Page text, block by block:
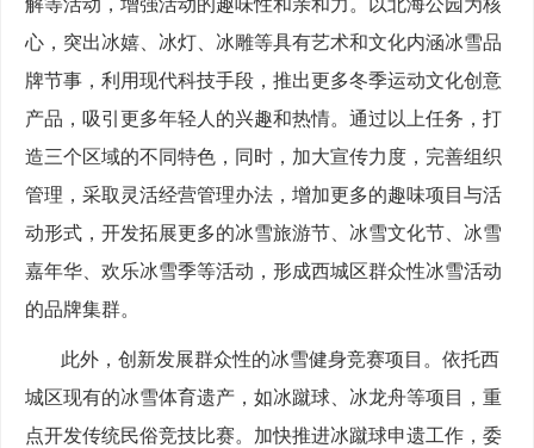
解等活动，增强活动的趣味性和亲和力。以北海公园为核
心，突出冰嬉、冰灯、冰雕等具有艺术和文化内涵冰雪品
牌节事，利用现代科技手段，推出更多冬季运动文化创意
产品，吸引更多年轻人的兴趣和热情。通过以上任务，打
造三个区域的不同特色，同时，加大宣传力度，完善组织
管理，采取灵活经营管理办法，增加更多的趣味项目与活
动形式，开发拓展更多的冰雪旅游节、冰雪文化节、冰雪
嘉年华、欢乐冰雪季等活动，形成西城区群众性冰雪活动
的品牌集群。
此外，创新发展群众性的冰雪健身竞赛项目。依托西
城区现有的冰雪体育遗产，如冰蹴球、冰龙舟等项目，重
点开发传统民俗竞技比赛。加快推进冰蹴球申遗工作，委